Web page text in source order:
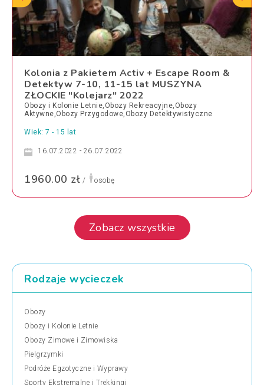
Kolonia z Pakietem Activ + Escape Room &
Detektyw 7-10, 11-15 lat MUSZYNA
ZŁOCKIE "Kolejarz" 2022
Obozy i Kolonie Letnie,Obozy Rekreacyjne,Obozy
Aktywne,Obozy Przygodowe,Obozy Detektywistyczne
Wiek: 7 - 15 lat
16.07.2022 - 26.07.2022
1960.00 zł / osobę
Zobacz wszystkie
Rodzaje wycieczek
Obozy
Obozy i Kolonie Letnie
Obozy Zimowe i Zimowiska
Pielgrzymki
Podróże Egzotyczne i Wyprawy
Sporty Ekstremalne i Trekkingi